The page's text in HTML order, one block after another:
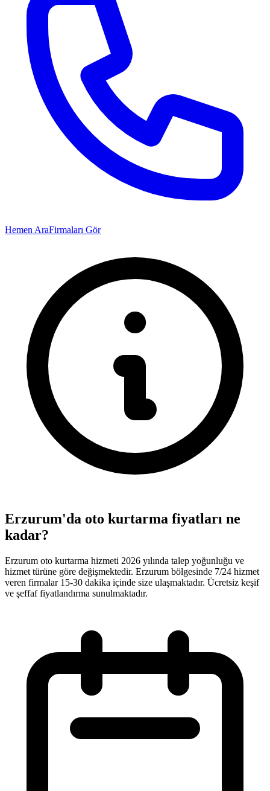
Hemen AraFirmaları Gör
Erzurum'da oto kurtarma fiyatları ne
kadar?
Erzurum oto kurtarma hizmeti 2026 yılında talep yoğunluğu ve
hizmet türüne göre değişmektedir. Erzurum bölgesinde 7/24 hizmet
veren firmalar 15-30 dakika içinde size ulaşmaktadır. Ücretsiz keşif
ve şeffaf fiyatlandırma sunulmaktadır.